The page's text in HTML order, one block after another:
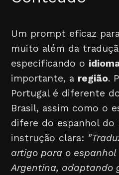
Um prompt eficaz
muito além da
especificando o
importante, a região.
Portugal é diferente
Brasil, assim como o
difere do espanhol do
instrução clara:
artigo para o
Argentina, adaptando